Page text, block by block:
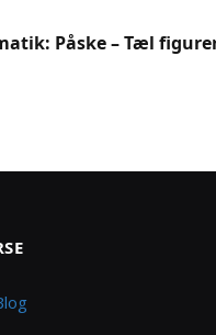
Påske – Tæl